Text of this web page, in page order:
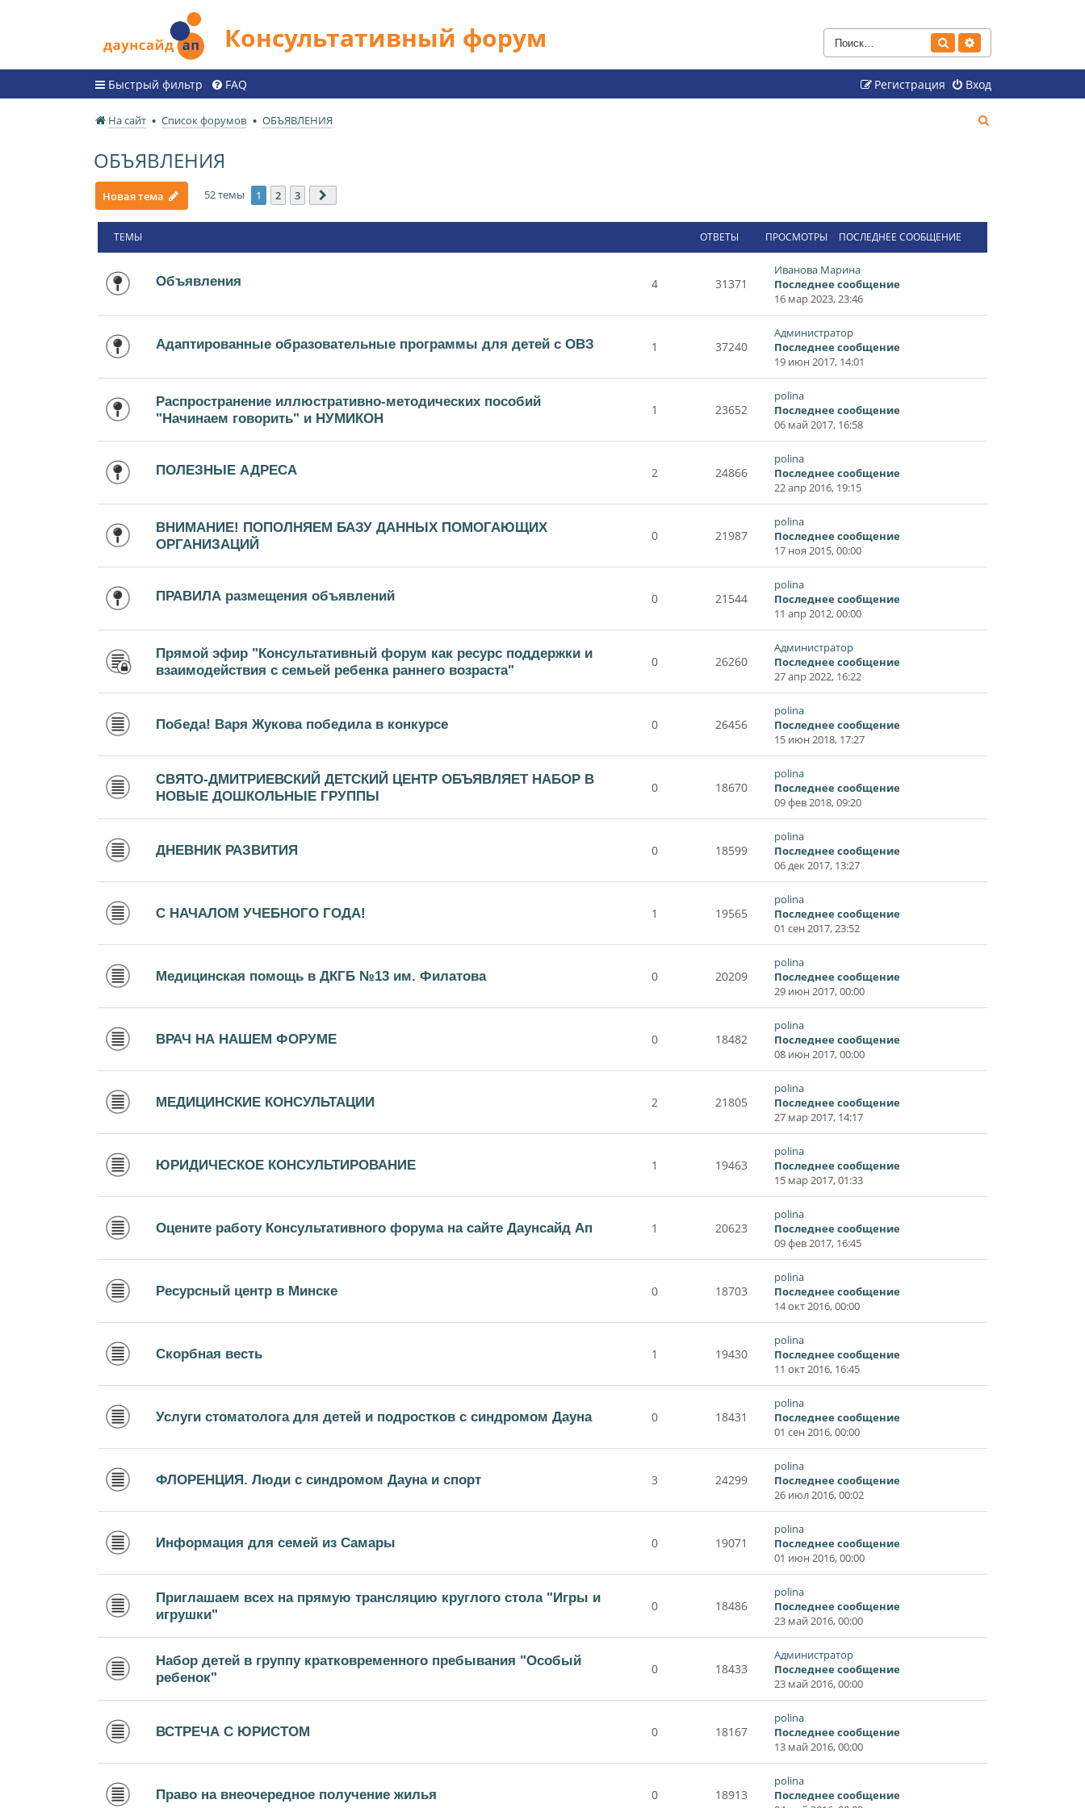
Консультативный форум Поиск
Быстрый фильтр FAQ Вход
Регистрация
На сайт Список форумов ОБЪЯВЛЕНИЯ
ОБЪЯВЛЕНИЯ
Новая тема 52 темы 1 2 3
ТЕМЫ ОТВЕТЫ ПРОСМОТРЫ ПОСЛЕДНЕЕ СООБЩЕНИЕ
Объявления 4 31371
Иванова Марина
Последнее сообщение
16 мар 2023, 23:46
Адаптированные образовательные программы для детей с ОВЗ 1 37240
Администратор
Последнее сообщение
19 июн 2017, 14:01
Распространение иллюстративно-методических пособий
"Начинаем говорить" и НУМИКОН
1 23652
polina
Последнее сообщение
06 май 2017, 16:58
ПОЛЕЗНЫЕ АДРЕСА 2 24866
polina
Последнее сообщение
22 апр 2016, 19:15
ВНИМАНИЕ! ПОПОЛНЯЕМ БАЗУ ДАННЫХ ПОМОГАЮЩИХ
ОРГАНИЗАЦИЙ
0 21987
polina
Последнее сообщение
17 ноя 2015, 00:00
ПРАВИЛА размещения объявлений 0 21544
polina
Последнее сообщение
11 апр 2012, 00:00
Прямой эфир "Консультативный форум как ресурс поддержки и
взаимодействия с семьей ребенка раннего возраста"
0 26260
Администратор
Последнее сообщение
27 апр 2022, 16:22
Победа! Варя Жукова победила в конкурсе 0 26456
polina
Последнее сообщение
15 июн 2018, 17:27
СВЯТО-ДМИТРИЕВСКИЙ ДЕТСКИЙ ЦЕНТР ОБЪЯВЛЯЕТ НАБОР В
НОВЫЕ ДОШКОЛЬНЫЕ ГРУППЫ
0 18670
polina
Последнее сообщение
09 фев 2018, 09:20
ДНЕВНИК РАЗВИТИЯ 0 18599
polina
Последнее сообщение
06 дек 2017, 13:27
С НАЧАЛОМ УЧЕБНОГО ГОДА! 1 19565
polina
Последнее сообщение
01 сен 2017, 23:52
Медицинская помощь в ДКГБ №13 им. Филатова 0 20209
polina
Последнее сообщение
29 июн 2017, 00:00
ВРАЧ НА НАШЕМ ФОРУМЕ 0 18482
polina
Последнее сообщение
08 июн 2017, 00:00
МЕДИЦИНСКИЕ КОНСУЛЬТАЦИИ 2 21805
polina
Последнее сообщение
27 мар 2017, 14:17
ЮРИДИЧЕСКОЕ КОНСУЛЬТИРОВАНИЕ 1 19463
polina
Последнее сообщение
15 мар 2017, 01:33
Оцените работу Консультативного форума на сайте Даунсайд Ап 1 20623
polina
Последнее сообщение
09 фев 2017, 16:45
Ресурсный центр в Минске 0 18703
polina
Последнее сообщение
14 окт 2016, 00:00
Скорбная весть 1 19430
polina
Последнее сообщение
11 окт 2016, 16:45
Услуги стоматолога для детей и подростков с синдромом Дауна 0 18431
polina
Последнее сообщение
01 сен 2016, 00:00
ФЛОРЕНЦИЯ. Люди с синдромом Дауна и спорт 3 24299
polina
Последнее сообщение
26 июл 2016, 00:02
Информация для семей из Самары 0 19071
polina
Последнее сообщение
01 июн 2016, 00:00
Приглашаем всех на прямую трансляцию круглого стола "Игры и
игрушки"
0 18486
polina
Последнее сообщение
23 май 2016, 00:00
Набор детей в группу кратковременного пребывания "Особый
ребенок"
0 18433
Администратор
Последнее сообщение
23 май 2016, 00:00
ВСТРЕЧА С ЮРИСТОМ 0 18167
polina
Последнее сообщение
13 май 2016, 00:00
Право на внеочередное получение жилья 0 18913
polina
Последнее сообщение